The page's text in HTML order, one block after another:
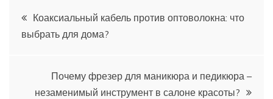
Навигация
по
записям
Коаксиальный кабель против оптоволокна: что
выбрать для дома?
Почему фрезер для маникюра и педикюра –
незаменимый инструмент в салоне красоты?